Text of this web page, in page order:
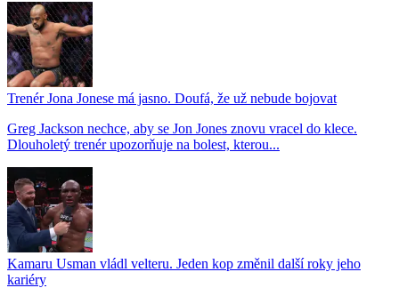
Trenér Jona Jonese má jasno. Doufá, že už nebude bojovat
Greg Jackson nechce, aby se Jon Jones znovu vracel do klece.
Dlouholetý trenér upozorňuje na bolest, kterou...
Kamaru Usman vládl velteru. Jeden kop změnil další roky jeho
kariéry